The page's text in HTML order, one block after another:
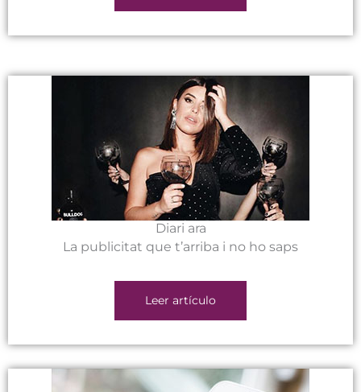
Diari ara
La publicitat que t’arriba i no ho saps
Leer artículo